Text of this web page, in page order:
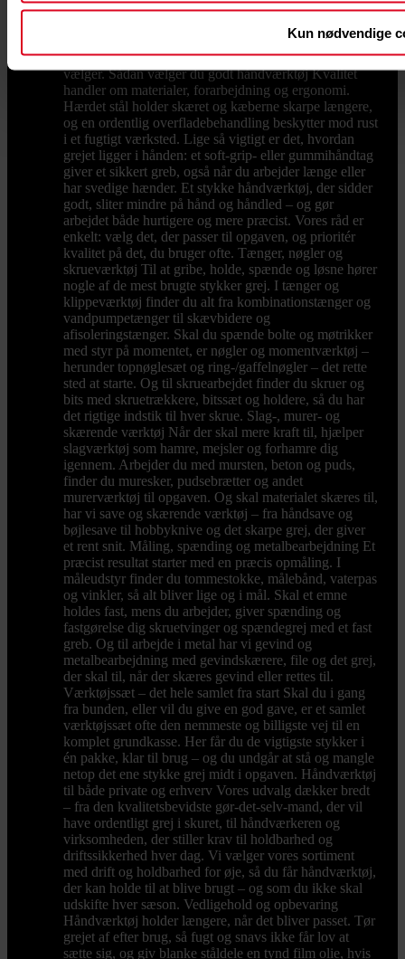
Kun nødvendige
skal fylde den første værktøjskasse op eller mangler ét
bestemt stykke grej til dagens opgave, finder du det
her. Nedenfor får du overblik over de vigtigste typer
håndværktøj, og hvad du skal kigge efter, når du
vælger. Sådan vælger du godt håndværktøj Kvalitet
handler om materialer, forarbejdning og ergonomi.
Hærdet stål holder skæret og kæberne skarpe længere,
og en ordentlig overfladebehandling beskytter mod rust
i et fugtigt værksted. Lige så vigtigt er det, hvordan
grejet ligger i hånden: et soft-grip- eller gummihåndtag
giver et sikkert greb, også når du arbejder længe eller
har svedige hænder. Et stykke håndværktøj, der sidder
godt, sliter mindre på hånd og håndled – og gør
arbejdet både hurtigere og mere præcist. Vores råd er
enkelt: vælg det, der passer til opgaven, og prioritér
kvalitet på det, du bruger ofte. Tænger, nøgler og
skrueværktøj Til at gribe, holde, spænde og løsne hører
nogle af de mest brugte stykker grej. I tænger og
klippeværktøj finder du alt fra kombinationstænger og
vandpumpetænger til skævbidere og
afisoleringstænger. Skal du spænde bolte og møtrikker
med styr på momentet, er nøgler og momentværktøj –
herunder topnøglesæt og ring-/gaffelnøgler – det rette
sted at starte. Og til skruearbejdet finder du skruer og
bits med skruetrækkere, bitssæt og holdere, så du har
det rigtige indstik til hver skrue. Slag-, murer- og
skærende værktøj Når der skal mere kraft til, hjælper
slagværktøj som hamre, mejsler og forhamre dig
igennem. Arbejder du med mursten, beton og puds,
finder du muresker, pudsebrætter og andet
murerværktøj til opgaven. Og skal materialet skæres til,
har vi save og skærende værktøj – fra håndsave og
bøjlesave til hobbyknive og det skarpe grej, der giver
et rent snit. Måling, spænding og metalbearbejdning Et
præcist resultat starter med en præcis opmåling. I
måleudstyr finder du tommestokke, målebånd, vaterpas
og vinkler, så alt bliver lige og i mål. Skal et emne
holdes fast, mens du arbejder, giver spænding og
fastgørelse dig skruetvinger og spændegrej med et fast
greb. Og til arbejde i metal har vi gevind og
metalbearbejdning med gevindskærere, file og det grej,
der skal til, når der skæres gevind eller rettes til.
Værktøjssæt – det hele samlet fra start Skal du i gang
fra bunden, eller vil du give en god gave, er et samlet
værktøjssæt ofte den nemmeste og billigste vej til en
komplet grundkasse. Her får du de vigtigste stykker i
én pakke, klar til brug – og du undgår at stå og mangle
netop det ene stykke grej midt i opgaven. Håndværktøj
til både private og erhverv Vores udvalg dækker bredt
– fra den kvalitetsbevidste gør-det-selv-mand, der vil
have ordentligt grej i skuret, til håndværkeren og
virksomheden, der stiller krav til holdbarhed og
driftssikkerhed hver dag. Vi vælger vores sortiment
med drift og holdbarhed for øje, så du får håndværktøj,
der kan holde til at blive brugt – og som du ikke skal
udskifte hver sæson. Vedligehold og opbevaring
Håndværktøj holder længere, når det bliver passet. Tør
grejet af efter brug, så fugt og snavs ikke får lov at
sætte sig, og giv blanke ståldele en tynd film olie, hvis